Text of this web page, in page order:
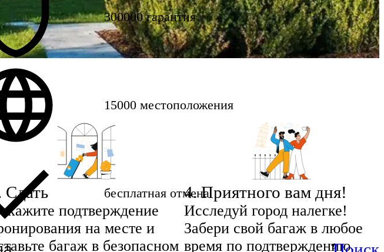
300000 гарантия
15000 местоположения
бесплатная отмена
Сдать
подтверждение
на месте и
багаж в безопасном
4.Приятного вам дня!
Исследуй город налегке!
Забери свой багаж в любое
время по подтверждению.